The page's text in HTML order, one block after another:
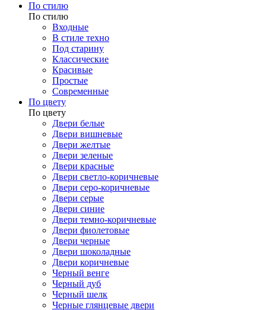
По стилю
По стилю
Входные
В стиле техно
Под старину
Классические
Красивые
Простые
Современные
По цвету
По цвету
Двери белые
Двери вишневые
Двери желтые
Двери зеленые
Двери красные
Двери светло-коричневые
Двери серо-коричневые
Двери серые
Двери синие
Двери темно-коричневые
Двери фиолетовые
Двери черные
Двери шоколадные
Двери коричневые
Черный венге
Черный дуб
Черный шелк
Черные глянцевые двери